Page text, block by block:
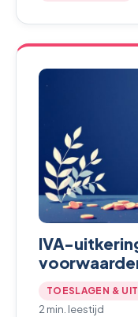
IVA-
TOESLAGEN &
2 min. leestijd